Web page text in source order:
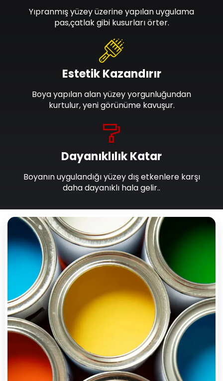
Dayanıklılık Katar
Boyanın uygulandığı yüzey dış etkenlere karşı
daha dayanıklı hala gelir..
Estetik Kazandırır
Boya yapılan alan yüzey yorgunluğundan
kurtulur, yeni görünüme kavuşur.
Yıpranmış yüzey üzerine yapılan uygulama
pas,çatlak gibi kusurları örter.